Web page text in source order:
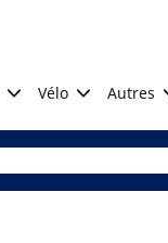
Vélo Autres